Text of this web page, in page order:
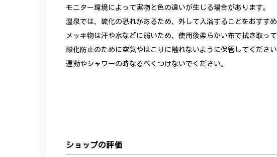
モニター環境によって実物と色の違いが生じる場合があります。
温泉では、硫化の恐れがあるため、外して入浴することをおすすめ
メッキ物は汗や水などに弱いため、使用後柔らかい布で拭き取って
酸化防止のために空気やほこりに触れないように保管してください
運動やシャワーの時なるべくつけないでください。
ショップの評価